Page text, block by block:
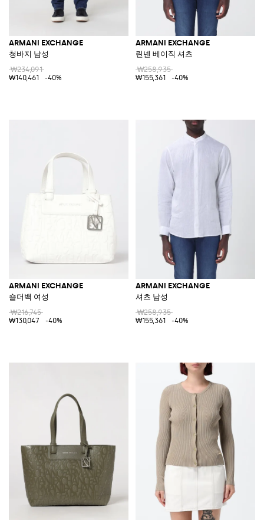
ARMANI EXCHANGE
청바지 남성
₩234,091
₩140,461
-40%
ARMANI EXCHANGE
린넨 베이직 셔츠
₩258,935
₩155,361
-40%
ARMANI EXCHANGE
숄더백 여성
₩216,745
₩130,047
-40%
ARMANI EXCHANGE
셔츠 남성
₩258,935
₩155,361
-40%